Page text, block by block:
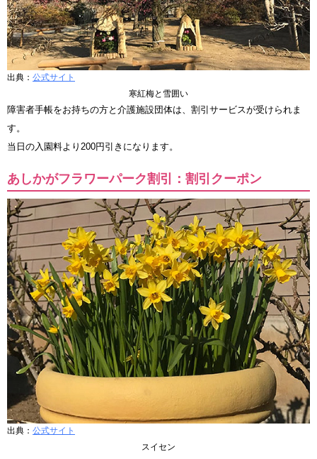
出典： 公式サイト
寒紅梅と雪囲い
障害者手帳をお持ちの方と介護施設団体は、割引サービスが受けられま
す。
当日の入園料より200円引きになります。
あしかがフラワーパーク割引：割引クーポン
出典： 公式サイト
スイセン